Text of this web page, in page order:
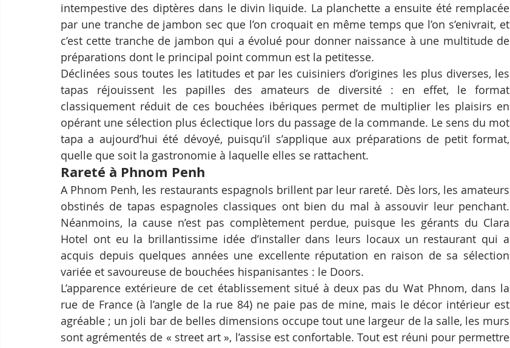
intempestive des diptères dans le divin liquide. La planchette a ensuite été remplacée
par une tranche de jambon sec que l’on croquait en même temps que l’on s’enivrait, et
c’est cette tranche de jambon qui a évolué pour donner naissance à une multitude de
préparations dont le principal point commun est la petitesse.
Déclinées sous toutes les latitudes et par les cuisiniers d’origines les plus diverses, les
tapas réjouissent les papilles des amateurs de diversité : en effet, le format
classiquement réduit de ces bouchées ibériques permet de multiplier les plaisirs en
opérant une sélection plus éclectique lors du passage de la commande. Le sens du mot
tapa a aujourd’hui été dévoyé, puisqu’il s’applique aux préparations de petit format,
quelle que soit la gastronomie à laquelle elles se rattachent.
Rareté à Phnom Penh
A Phnom Penh, les restaurants espagnols brillent par leur rareté. Dès lors, les amateurs
obstinés de tapas espagnoles classiques ont bien du mal à assouvir leur penchant.
Néanmoins, la cause n’est pas complètement perdue, puisque les gérants du Clara
Hotel ont eu la brillantissime idée d’installer dans leurs locaux un restaurant qui a
acquis depuis quelques années une excellente réputation en raison de sa sélection
variée et savoureuse de bouchées hispanisantes : le Doors.
L’apparence extérieure de cet établissement situé à deux pas du Wat Phnom, dans la
rue de France (à l’angle de la rue 84) ne paie pas de mine, mais le décor intérieur est
agréable ; un joli bar de belles dimensions occupe tout une largeur de la salle, les murs
sont agrémentés de « street art », l’assise est confortable. Tout est réuni pour permettre